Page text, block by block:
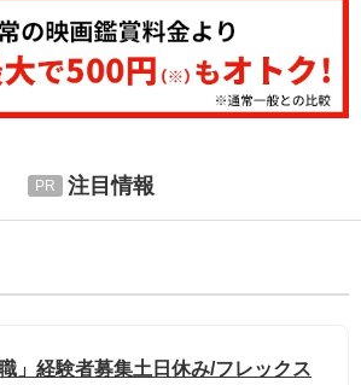
注目情報
」経験者募集土日休み/フレックス